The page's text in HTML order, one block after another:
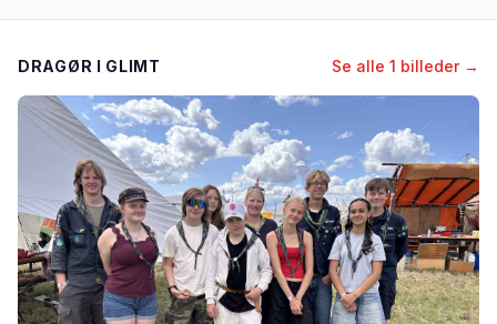
DRAGØR I GLIMT Se alle 1 billeder →